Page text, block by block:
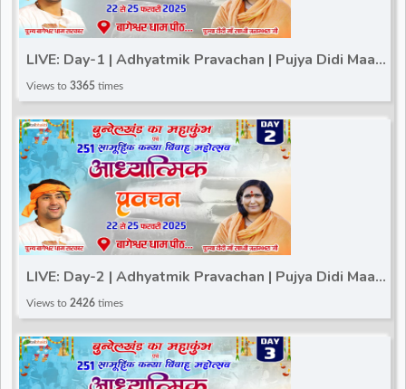
LIVE: Day-1 | Adhyatmik Pravachan | Pujya Didi Maa
Sadhvi Ritambhara Ji | Total Bhakti~Gram Gadha
Views to 3365 times
LIVE: Day-2 | Adhyatmik Pravachan | Pujya Didi Maa
Sadhvi Ritambhara Ji | Total Bhakti~Gram Gadha
Views to 2426 times